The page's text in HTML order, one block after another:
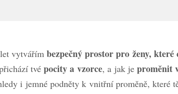
vytvářím bezpečný prostor pro ženy,
tvé pocity a vzorce, a jak je proměnit
i jemné podněty k vnitřní proměně, které